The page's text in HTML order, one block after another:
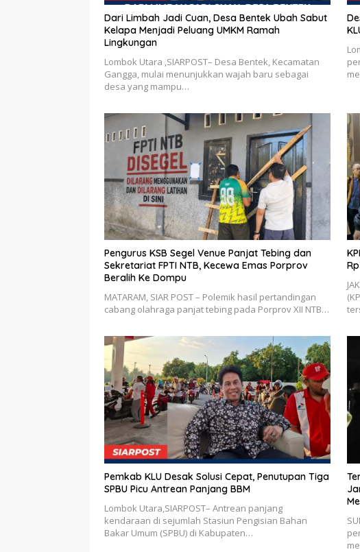
Dari Limbah Jadi Cuan, Desa Bentek Ubah Sabut
Kelapa Menjadi Peluang UMKM Ramah
Lingkungan
Lombok Utara ,SIARPOST– Desa Bentek, Kecamatan
Gangga, mulai menunjukkan wajah baru sebagai
desa yang mampu…
Pengurus KSB Segel Venue Panjat Tebing dan
Sekretariat FPTI NTB, Kecewa Emas Porprov
Beralih Ke Dompu
MATARAM, SIAR POST – Polemik hasil pertandingan
cabang olahraga panjat tebing pada Porprov XII NTB…
Pemkab KLU Desak Solusi Cepat, Penutupan Tiga
SPBU Picu Antrean Panjang BBM
Lombok Utara,SIARPOST– Antrean panjang
kendaraan di sejumlah Stasiun Pengisian Bahan
Bakar Umum (SPBU) di Kabupaten…